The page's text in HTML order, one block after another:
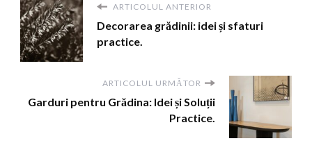
ARTICOLUL ANTERIOR
Decorarea grădinii: idei și sfaturi
practice.
ARTICOLUL URMĂTOR
Garduri pentru Grădina: Idei și Soluții
Practice.